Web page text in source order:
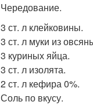
Чередование.
3 ст. л клейковины.
3 ст. л муки из
3 куриных яйца.
3 ст. л изолята.
2 ст. л кефира 0%.
Соль по вкусу.